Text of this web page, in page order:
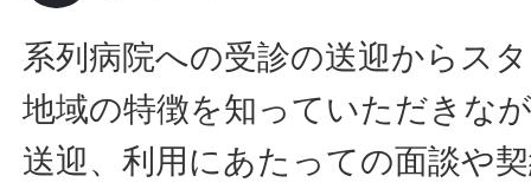
系列病院への受診の送迎からス
地域の特徴を知っていただきな
送迎、利用にあたっての面談や